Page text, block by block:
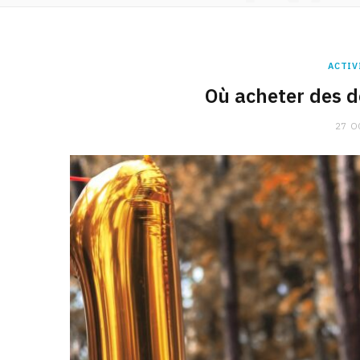
Où acheter des
27